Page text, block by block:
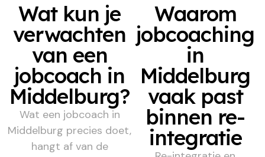
Wat kun je
verwachten
van een
jobcoach in
Middelburg?
Wat een jobcoach in
Middelburg precies doet,
hangt af van de
Waarom
jobcoaching
in
Middelburg
vaak past
binnen re-
integratie